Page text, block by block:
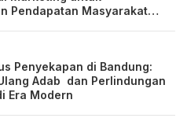
Pendapatan Masyarakat
Penyekapan di Bandung:
Adab dan Perlindungan
Era Modern